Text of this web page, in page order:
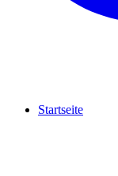
Startseite